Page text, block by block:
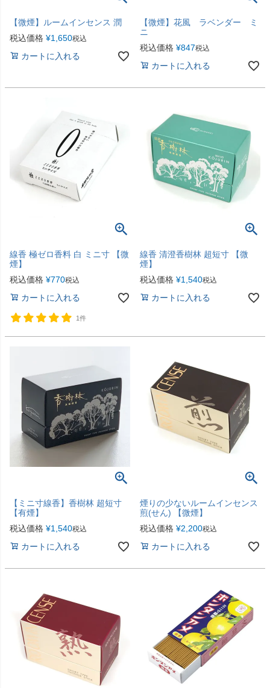
【微煙】ルームインセンス 潤
税込価格 ¥1,650税込
カートに入れる
【微煙】花風 ラベンダー ミ
ニ
税込価格 ¥847税込
カートに入れる
線香 極ゼロ香料 白 ミニ寸 【微
煙】
税込価格 ¥770税込
カートに入れる
1件
線香 清澄香樹林 超短寸 【微
煙】
税込価格 ¥1,540税込
カートに入れる
【ミニ寸線香】香樹林 超短寸
【有煙】
税込価格 ¥1,540税込
カートに入れる
煙りの少ないルームインセンス
煎(せん) 【微煙】
税込価格 ¥2,200税込
カートに入れる